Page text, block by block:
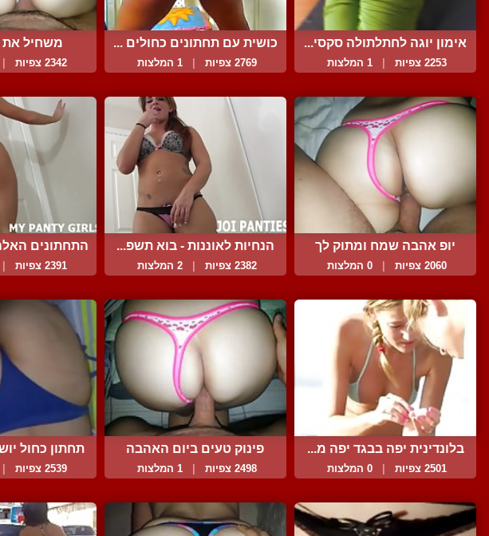
אימון יוגה לחתלתולה סקסי...
2253 צפיות 1 המלצות
כושית עם תחתונים כחולים ...
2769 צפיות 1 המלצות
משחיל את
2342 צפיות
יופ אהבה שמח ומתוק לך
2060 צפיות 0 המלצות
הנחיות לאוננות - בוא תשפ...
2382 צפיות 2 המלצות
התחתונים
2391 צפיות
בלונדינית יפה בבגד יפה מ...
2501 צפיות 0 המלצות
פינוק טעים ביום האהבה
2498 צפיות 1 המלצות
תחתון כחול
2539 צפיות